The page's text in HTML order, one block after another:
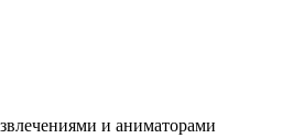
и аниматорами